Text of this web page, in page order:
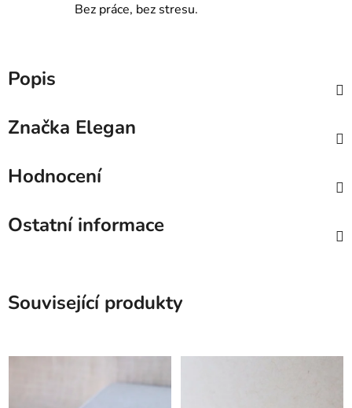
Bez práce, bez stresu.
Popis
Značka Elegan
Hodnocení
Ostatní informace
Související produkty